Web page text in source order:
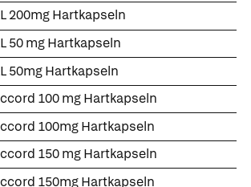
200mg Hartkapseln
50 mg Hartkapseln
50mg Hartkapseln
100 mg Hartkapseln
100mg Hartkapseln
150 mg Hartkapseln
150mg Hartkapseln